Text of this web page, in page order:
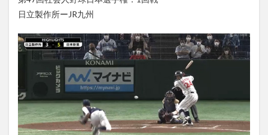
日立製作所ーJR九州